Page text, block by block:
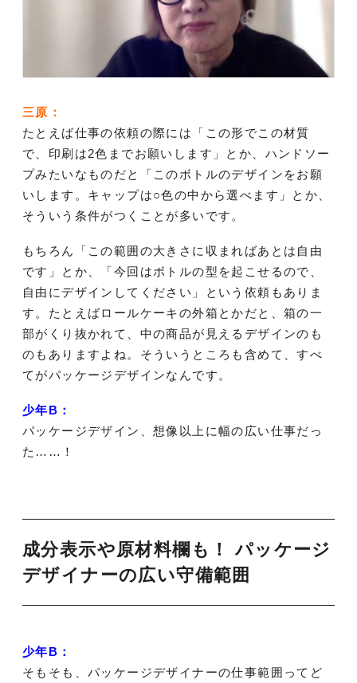
三原：
たとえば仕事の依頼の際には「この形でこの材質
で、印刷は2色までお願いします」とか、ハンドソー
プみたいなものだと「このボトルのデザインをお願
いします。キャップは○色の中から選べます」とか、
そういう条件がつくことが多いです。
もちろん「この範囲の大きさに収まればあとは自由
です」とか、「今回はボトルの型を起こせるので、
自由にデザインしてください」という依頼もありま
す。たとえばロールケーキの外箱とかだと、箱の一
部がくり抜かれて、中の商品が見えるデザインのも
のもありますよね。そういうところも含めて、すべ
てがパッケージデザインなんです。
少年B：
パッケージデザイン、想像以上に幅の広い仕事だっ
た……！
成分表示や原材料欄も！ パッケージ
デザイナーの広い守備範囲
少年B：
そもそも、パッケージデザイナーの仕事範囲ってど